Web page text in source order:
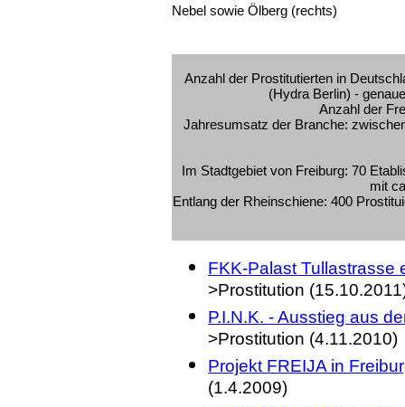
Nebel sowie Ölberg (rechts)
Anzahl der Prostitutierten in
(Hydra Berlin) -
Anzahl der
Jahresumsatz der Branche:
Im Stadtgebiet von Freiburg: 70
mit
Entlang der Rheinschiene: 400
FKK-Palast Tullastrasse
>Prostitution
P.I.N.K. - Ausstieg aus
>Prostitution (4.11.2010)
Projekt FREIJA in
(1.4.2009)